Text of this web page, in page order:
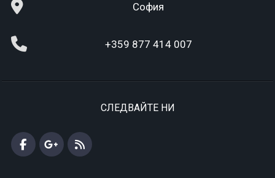
София
+359 877 414 007
СЛЕДВАЙТЕ НИ